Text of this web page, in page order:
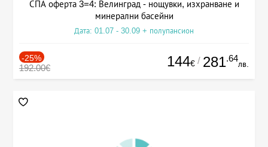
СПА оферта 3=4: Велинград - нощувки, изхранване и
минерални басейни
Дата: 01.07 - 30.09 + полупансион
-25%
192.00€ 144€ / 281.64
лв.